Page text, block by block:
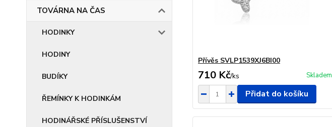
TOVÁRNA NA ČAS
HODINKY
HODINY
BUDÍKY
ŘEMÍNKY K HODINKÁM
HODINÁŘSKÉ PŘÍSLUŠENSTVÍ
Přívěs SVLP1539XJ6BI00
710 Kč/ks Skladem
Přidat do košíku